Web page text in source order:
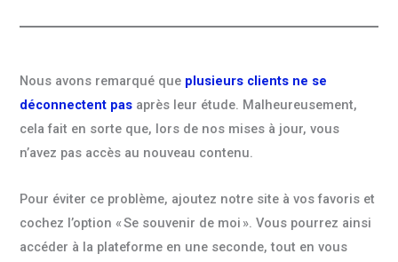
Nous avons remarqué que plusieurs clients ne se
déconnectent pasaprès leur étude. Malheureusement,
cela fait en sorte que, lors de nos mises à jour, vous
n’avez pas accès au nouveau contenu.
Pour éviter ce problème, ajoutez notre site à vos favoris et
cochez l’option « Se souvenir de moi ». Vous pourrez ainsi
accéder à la plateforme en une seconde, tout en vous